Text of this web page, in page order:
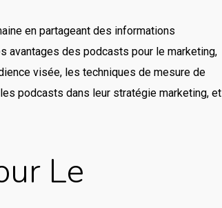
en partageant des informations
avantages des podcasts pour le marketing,
visée, les techniques de mesure de
podcasts dans leur stratégie marketing, et
Le